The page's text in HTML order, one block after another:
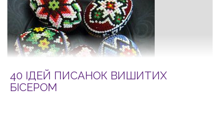
40 ІДЕЙ ПИСАНОК ВИШИТИХ
БІСЕРОМ